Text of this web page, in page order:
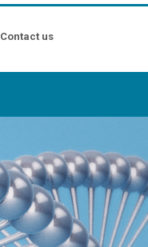
Contact us